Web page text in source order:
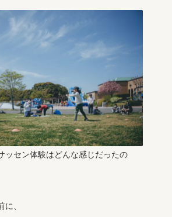
ッセン体験はどんな感じだったの
に、